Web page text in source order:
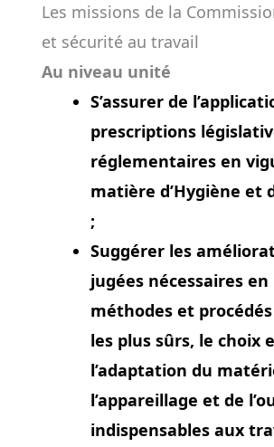
Les missions de la
et sécurité au travail
Au niveau unité
S’assurer de
prescriptions
réglementaires en
matière d’Hygiène et
;
Suggérer les
jugées nécessaires
méthodes et
les plus sûrs, le choix
l’adaptation du
l’appareillage et de
indispensables aux